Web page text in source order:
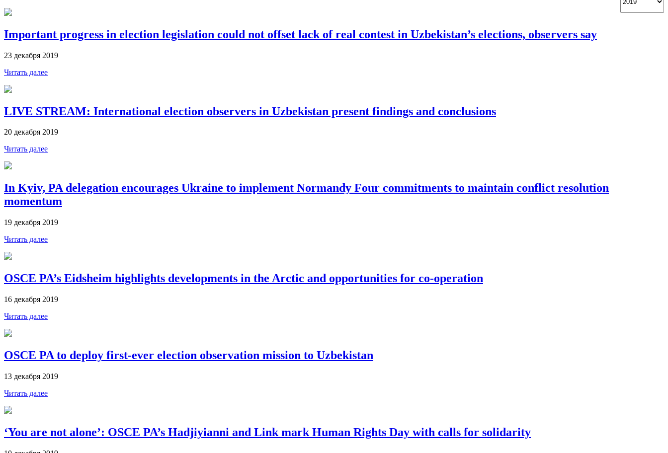
Important progress in election legislation could not offset lack of real contest in Uzbekistan’s elections, observers say
23 декабря 2019
Читать далее
LIVE STREAM: International election observers in Uzbekistan present findings and conclusions
20 декабря 2019
Читать далее
In Kyiv, PA delegation encourages Ukraine to implement Normandy Four commitments to maintain conflict resolution
momentum
19 декабря 2019
Читать далее
OSCE PA’s Eidsheim highlights developments in the Arctic and opportunities for co-operation
16 декабря 2019
Читать далее
OSCE PA to deploy first-ever election observation mission to Uzbekistan
13 декабря 2019
Читать далее
‘You are not alone’: OSCE PA’s Hadjiyianni and Link mark Human Rights Day with calls for solidarity